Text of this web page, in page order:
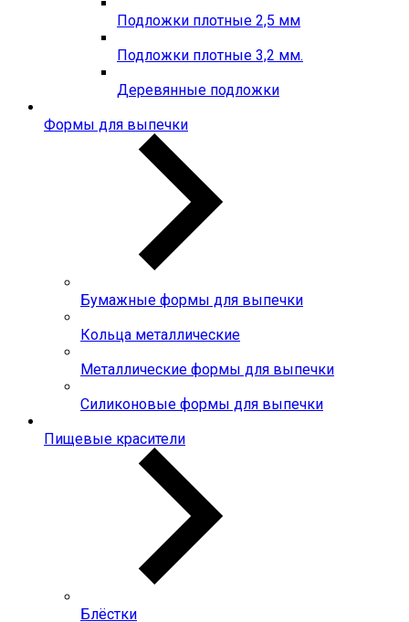
Подложки плотные 2,5 мм
Подложки плотные 3,2 мм.
Деревянные подложки
Формы для выпечки
Бумажные формы для выпечки
Кольца металлические
Металлические формы для выпечки
Силиконовые формы для выпечки
Пищевые красители
Блёстки